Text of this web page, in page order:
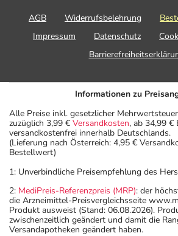
AGB Widerrufsbelehrung
Impressum
Datenschutz
Informationen zu
Alle Preise inkl. gesetzlicher
zuzüglich 3,99 € Versandkosten, ab 34,99
versandkostenfrei innerhalb Deutschlands.
(Lieferung nach Österreich: 4,95 €
Bestellwert)
1: Unverbindliche Preisempfehlung des
2: MediPreis-Referenzpreis (MRP): der
die Arzneimittel-Preisvergleichsseite
Produkt ausweist (Stand: 06.08.2026).
zwischenzeitlich geändert und damit die
Versandapotheken geändert haben.